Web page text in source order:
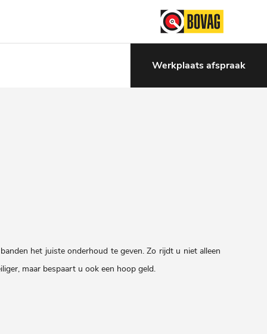
Werkplaats afspraak
het juiste onderhoud te geven. Zo rijdt u niet alleen
maar bespaart u ook een hoop geld.